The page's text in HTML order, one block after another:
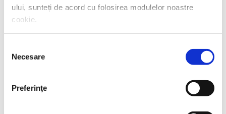
ului, sunteți de acord cu folosirea modulelor noastre
cookie.
consimțământului
Necesare
PreferinţeTatiana Niculescu, Nepovestitele iubiri